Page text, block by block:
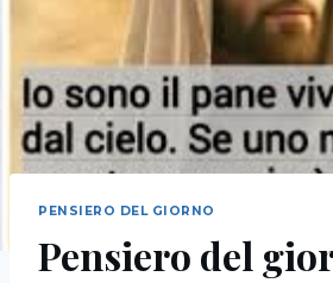
PENSIERO DEL GIORNO
Pensiero del